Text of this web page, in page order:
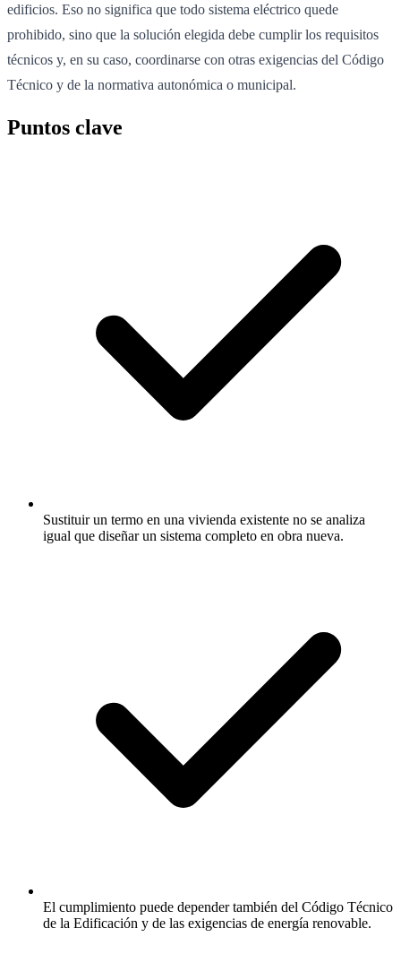
edificios. Eso no significa que todo sistema eléctrico quede
prohibido, sino que la solución elegida debe cumplir los requisitos
técnicos y, en su caso, coordinarse con otras exigencias del Código
Técnico y de la normativa autonómica o municipal.
Puntos clave
Sustituir un termo en una vivienda existente no se analiza
igual que diseñar un sistema completo en obra nueva.
El cumplimiento puede depender también del Código Técnico
de la Edificación y de las exigencias de energía renovable.